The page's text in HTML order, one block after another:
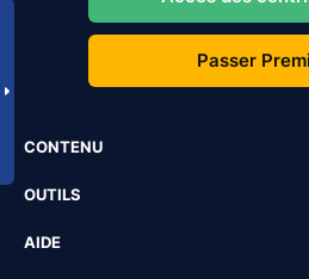
Passer
CONTENU
OUTILS
AIDE